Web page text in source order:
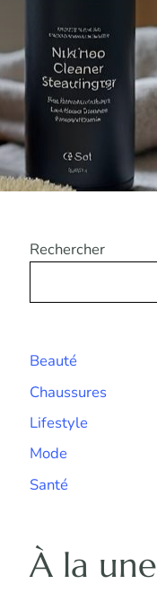
Rechercher
Beauté
Chaussures
Lifestyle
Mode
Santé
À la une